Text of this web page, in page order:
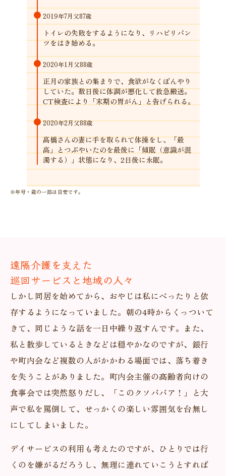
2019年7月父87歳
トイレの失敗をするようになり、リハビリパン
ツをはき始める。
2020年1月父88歳
正月の家族との集まりで、食欲がなくぼんやり
していた。数日後に体調が悪化して救急搬送。
CT検査により「末期の胃がん」と告げられる。
2020年2月父88歳
髙橋さんの妻に手を取られて体操をし、「最
高」とつぶやいたのを最後に「傾眠（意識が混
濁する）」状態になり、2日後に永眠。
※年号・歳の一部は目安です。
遠隔介護を支えた
巡回サービスと地域の人々
しかし同居を始めてから、おやじは私にべったりと依
存するようになっていました。朝の4時からくっついて
きて、同じような話を一日中繰り返すんです。また、
私と散歩しているときなどは穏やかなのですが、銀行
や町内会など複数の人がかかわる場面では、落ち着き
を失うことがありました。町内会主催の高齢者向けの
食事会では突然怒りだし、「このクソババア！」と大
声で私を罵倒して、せっかくの楽しい雰囲気を台無し
にしてしまいました。
デイサービスの利用も考えたのですが、ひとりでは行
くのを嫌がるだろうし、無理に連れていこうとすれば